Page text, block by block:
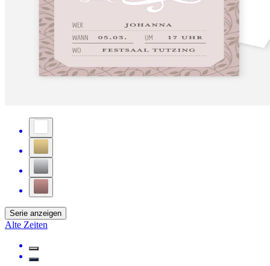
Serie anzeigen
Alte Zeiten